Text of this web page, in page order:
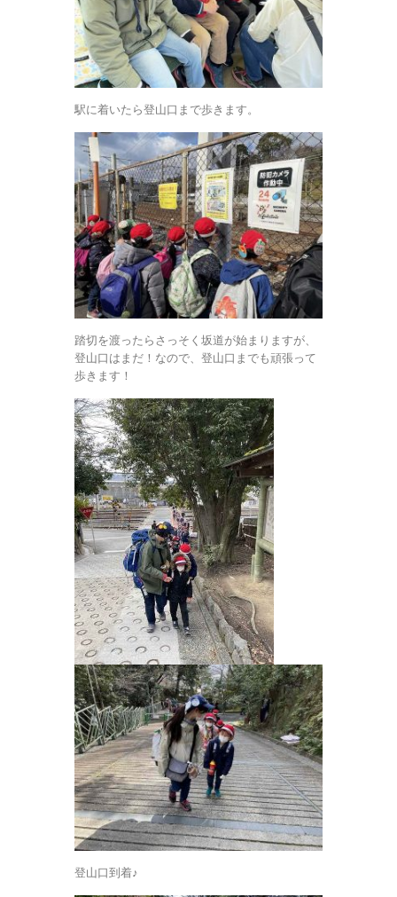
駅に着いたら登山口まで歩きます。
踏切を渡ったらさっそく坂道が始まりますが、
登山口はまだ！なので、登山口までも頑張って
歩きます！
登山口到着♪